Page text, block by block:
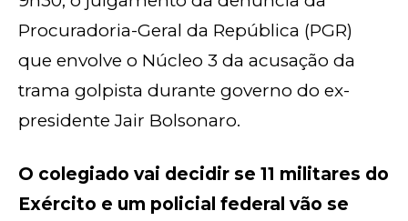
Procuradoria-Geral da República (PGR)
que envolve o Núcleo 3 da acusação da
trama golpista durante governo do ex-
presidente Jair Bolsonaro.
O colegiado vai decidir se 11 militares do
Exército e um policial federal vão se